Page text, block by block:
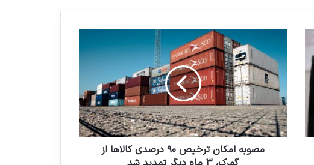
تأکید رئیس آزمایشگاه‌های مرجع سازمان غذا
و دارو بر لزوم چابک‌سازی فرآیندهای
پشتیبانی سامانه لیمز و صیانت از حقوق
فعالان اقتصادی
انتخاب یک ایرانی در بین ۵۰ رهبر برتر حوزه
سلامت خاورمیانه
و
ا
م
ک
ا
مصوبه امکان ترخیص ۹۰ درصدی کالاها از